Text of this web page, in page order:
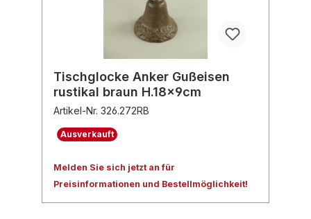
Tischglocke Anker Gußeisen
rustikal braun H.18x9cm
Artikel-Nr. 326.272RB
Ausverkauft
Melden Sie sich jetzt an für
Preisinformationen und Bestellmöglichkeit!